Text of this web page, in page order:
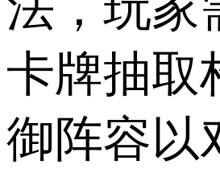
卡牌抽取
御阵容以